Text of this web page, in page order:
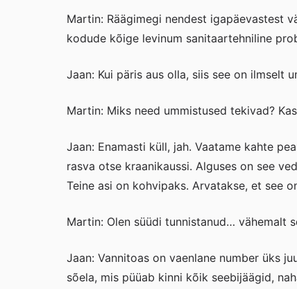
Martin: Räägimegi nendest igapäevastest
kodude kõige levinum sanitaartehniline
Jaan: Kui päris aus olla, siis see on ilmselt
Martin: Miks need ummistused tekivad?
Jaan: Enamasti küll, jah. Vaatame kahte
rasva otse kraanikaussi. Alguses on see
Teine asi on kohvipaks. Arvatakse, et see
Martin: Olen süüdi tunnistanud… vähemalt
Jaan: Vannitoas on vaenlane number üks
sõela, mis püüab kinni kõik seebijäägid,